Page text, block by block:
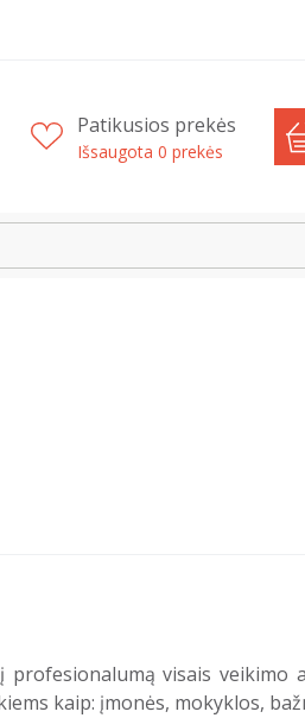
Patikusios prekės
Išsaugota 0 prekės
visais veikimo
kaip: įmonės, mokyklos,